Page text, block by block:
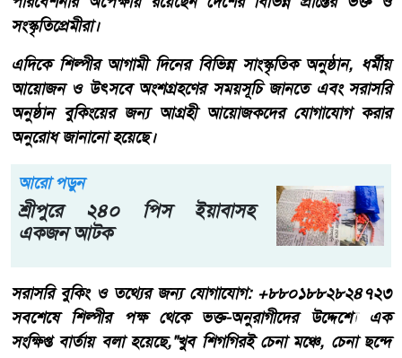
সংস্কৃতিপ্রেমীরা।
এদিকে শিল্পীর আগামী দিনের বিভিন্ন সাংস্কৃতিক অনুষ্ঠান, ধর্মীয়
আয়োজন ও উৎসবে অংশগ্রহণের সময়সূচি জানতে এবং সরাসরি
অনুষ্ঠান বুকিংয়ের জন্য আগ্রহী আয়োজকদের যোগাযোগ করার
অনুরোধ জানানো হয়েছে।
আরো পড়ুন
শ্রীপুরে ২৪০ পিস ইয়াবাসহ
একজন আটক
সরাসরি বুকিং ও তথ্যের জন্য যোগাযোগ: +৮৮০১৮৮২৮২৪৭২৩
সবশেষে শিল্পীর পক্ষ থেকে ভক্ত-অনুরাগীদের উদ্দেশ্যে এক
সংক্ষিপ্ত বার্তায় বলা হয়েছে,"খুব শিগগিরই চেনা মঞ্চে, চেনা ছন্দে